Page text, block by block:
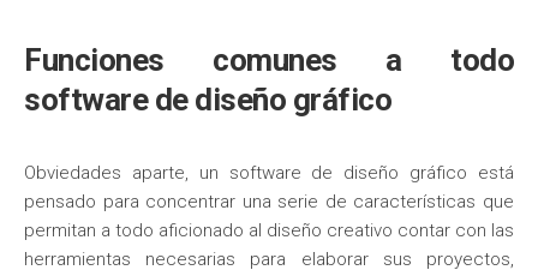
Funciones comunes a todo
software de diseño gráfico
Obviedades aparte, un software de diseño gráfico está
pensado para concentrar una serie de características que
permitan a todo aficionado al diseño creativo contar con las
herramientas necesarias para elaborar sus proyectos,